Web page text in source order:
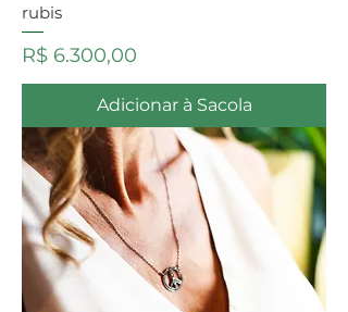
rubis
Preço
R$ 6.300,00
Adicionar à Sacola